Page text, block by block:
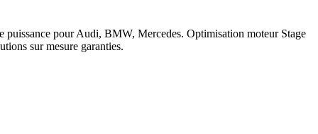
puissance pour Audi, BMW, Mercedes. Optimisation moteur Stage
sur mesure garanties.